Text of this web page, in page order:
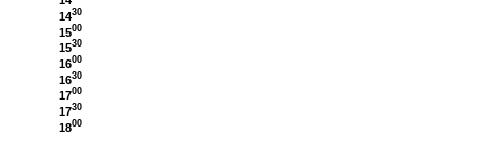
1430
1500
1530
1600
1630
1700
1730
1800